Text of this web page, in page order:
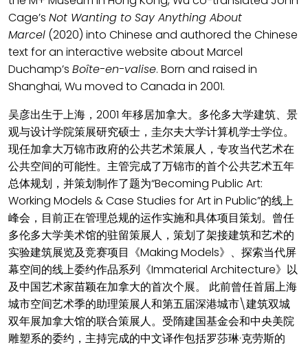
Cage’s Not Wanting to Say Anything About
Marcel (2020) into Chinese and authored the Chinese
text for an interactive website about Marcel
Duchamp’s Boîte-en-valise. Born and raised in
Shanghai, Wu moved to Canada in 2001.
吴彦出生于上海，2001 年移居加拿大。多伦多大学建筑、景
观与设计学院策展研究硕士，圭尔夫大学计算机学士学位。
现任加拿大万锦市政府的公共艺术策展人，专攻当代艺术在
公共空间的可能性。主管完成了万锦市的首个公共艺术五年
总体规划，并策划制作了题为“Becoming Public Art:
Working Models & Case Studies for Art in Public”的线上
峰会，目前正在管理总规的运作实施和具体项目策划。曾任
多伦多大学美术馆的驻留策展人，策划了架接建筑和艺术的
实验建筑展览及竞赛项目《Making Models》、探索当代屏
幕空间的线上委约作品系列《Immaterial Architecture》以
及中国艺术家苗颖在加拿大的首次个展。 此前曾任首届上海
城市空间艺术季的助理策展人和第五届深港城市\建筑双城
双年展加拿大馆的联合策展人。受隋建国基金会和中央美院
雕塑系的委约，主持完成的中文译作包括罗莎琳·克劳斯的